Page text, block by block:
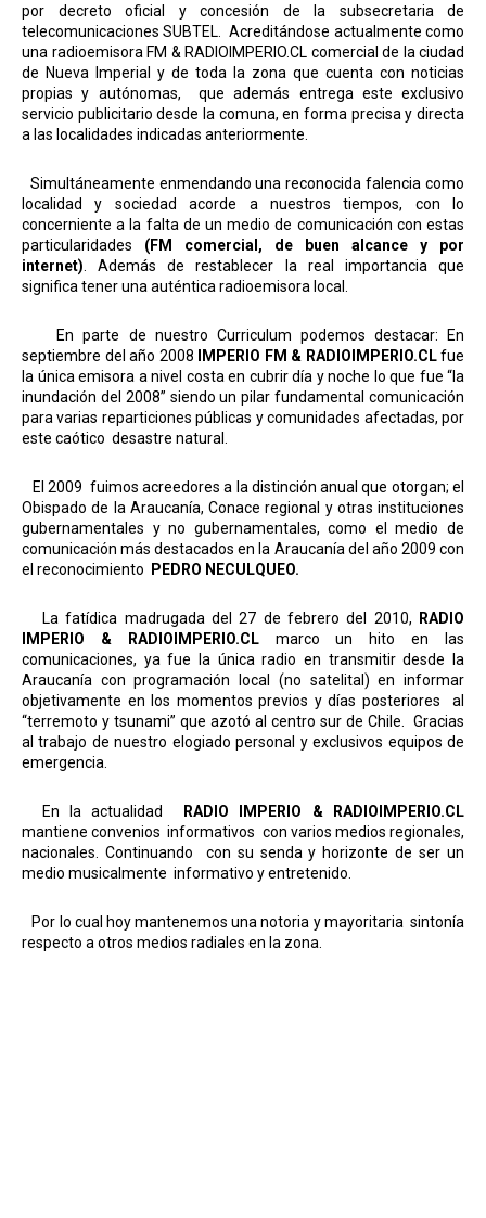
por decreto oficial y concesión de la subsecretaria de
telecomunicaciones SUBTEL.
Acreditándose actualmente como
una radioemisora FM & RADIOIMPERIO.CL comercial de la ciudad
de Nueva Imperial y de toda la zona que cuenta con noticias
propias y autónomas,
que además entrega este exclusivo
servicio publicitario desde la comuna, en forma precisa y directa
a las localidades indicadas anteriormente.
Simultáneamente enmendando una reconocida falencia como
localidad y sociedad acorde a nuestros tiempos, con lo
concerniente a la falta de un medio de comunicación con estas
particularidades (FM comercial, de buen alcance y por
internet) . Además de restablecer la real importancia que
significa tener una auténtica radioemisora local.
En parte de nuestro Curriculum podemos destacar: En
septiembre del año 2008
IMPERIO FM & RADIOIMPERIO.CLfue
la única emisora a nivel costa en cubrir día y noche lo que fue “la
inundación del 2008” siendo un pilar fundamental comunicación
para varias reparticiones públicas y comunidades afectadas, por
este caótico desastre natural.
El 2009 fuimos acreedores a la distinción anual que otorgan; el
Obispado de la Araucanía, Conace regional y otras instituciones
gubernamentales y no gubernamentales, como el medio de
comunicación más destacados en la Araucanía del año 2009 con
el reconocimiento
PEDRO NECULQUEO.
La fatídica madrugada del 27 de febrero del 2010,
RADIO
IMPERIO & RADIOIMPERIO.CLmarco un hito en las
comunicaciones, ya fue la única radio en transmitir desde la
Araucanía con programación local (no satelital) en informar
objetivamente en los momentos previos y días posteriores
al
“terremoto y tsunami” que azotó al centro sur de Chile.
Gracias
al trabajo de nuestro elogiado personal y exclusivos equipos de
emergencia.
En la actualidad RADIO IMPERIO & RADIOIMPERIO.CL
mantiene convenios informativos con varios medios regionales,
nacionales. Continuando
con su senda y horizonte de ser un
medio musicalmente informativo y entretenido.
Por lo cual hoy mantenemos una notoria y mayoritaria sintonía
respecto a otros medios radiales en la zona.